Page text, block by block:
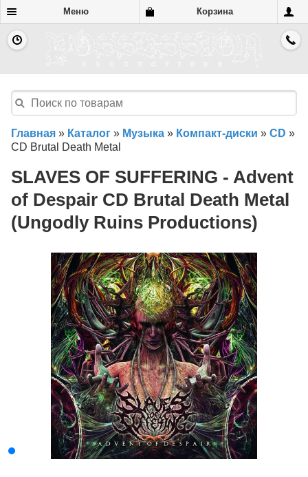
Меню Корзина
Главная » Каталог » Музыка » Компакт-диски » CD »
CD Brutal Death Metal
SLAVES OF SUFFERING - Advent
of Despair CD Brutal Death Metal
(Ungodly Ruins Productions)